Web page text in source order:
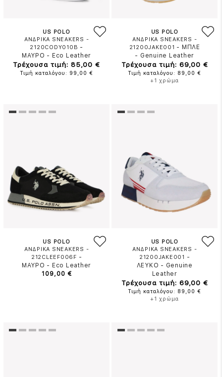
US POLO
ΑΝΔΡΙΚΑ SNEAKERS -
2120CODY010B -
ΜΑΥΡΟ - Eco Leather
Τρέχουσα τιμή: 85,00 €
Τιμή καταλόγου: 99,00 €
US POLO
ΑΝΔΡΙΚΑ SNEAKERS -
21200JAKE001 - ΜΠΛΕ
- Genuine Leather
Τρέχουσα τιμή: 69,00 €
Τιμή καταλόγου: 89,00 €
+1 χρώμα
US POLO
ΑΝΔΡΙΚΑ SNEAKERS -
212CLEEF006F -
ΜΑΥΡΟ - Eco Leather
109,00 €
US POLO
ΑΝΔΡΙΚΑ SNEAKERS -
21200JAKE001 -
ΛΕΥΚΟ - Genuine
Leather
Τρέχουσα τιμή: 69,00 €
Τιμή καταλόγου: 89,00 €
+1 χρώμα